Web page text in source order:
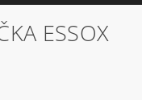
ESSOX